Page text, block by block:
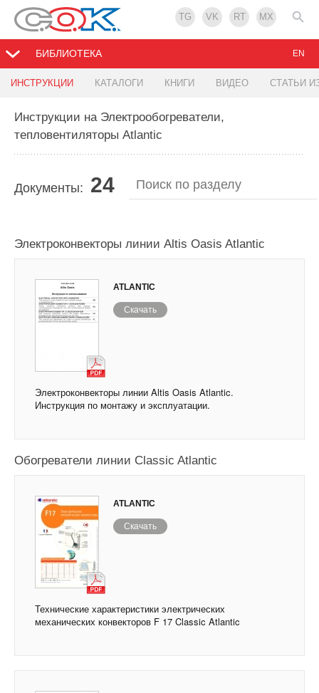
TG VK RT MX
БИБЛИОТЕКА
ИНСТРУКЦИИ КАТАЛОГИ КНИГИ ВИДЕО СТАТЬИ
EN
Инструкции на Электрообогреватели,
тепловентиляторы Atlantic
Документы: 24
Электроконвекторы линии Altis Oasis Atlantic
ATLANTIC
Скачать
Электроконвекторы линии Altis Oasis Atlantic.
Инструкция по монтажу и эксплуатации.
Обогреватели линии Classic Atlantic
ATLANTIC
Скачать
Технические характеристики электрических
механических конвекторов F 17 Classic Atlantic